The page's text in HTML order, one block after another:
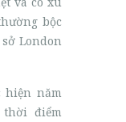
bộc
London
hiện năm
thời điểm